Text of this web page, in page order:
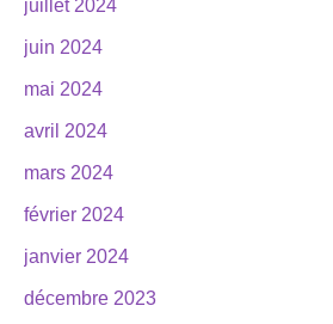
juillet 2024
juin 2024
mai 2024
avril 2024
mars 2024
février 2024
janvier 2024
décembre 2023